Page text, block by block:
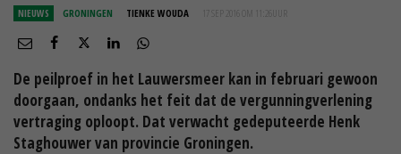
NIEUWS GRONINGEN TIENKE WOUDA 17 SEP 2016 OM 11:26
De peilproef in het Lauwersmeer kan in februari gewoon
doorgaan, ondanks het feit dat de vergunningverlening
vertraging oploopt. Dat verwacht gedeputeerde Henk
Staghouwer van provincie Groningen.